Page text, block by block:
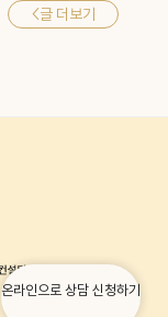
<글 더보기
온라인으로 상담 신청하기